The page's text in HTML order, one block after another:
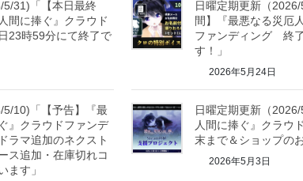
5/31)「【本日最終
間に捧ぐ』クラウド
23時59分にて終了で
日曜定期更新（
間】『最悪なる災厄
ファンディング 終
す！」
2026年5月24日
5/10)「【予告】『最
』クラウドファンデ
ラマ追加のネクスト
ス追加・在庫切れコ
ます」
日曜定期更新（
人間に捧ぐ』クラウ
末まで＆ショップの
2026年5月3日